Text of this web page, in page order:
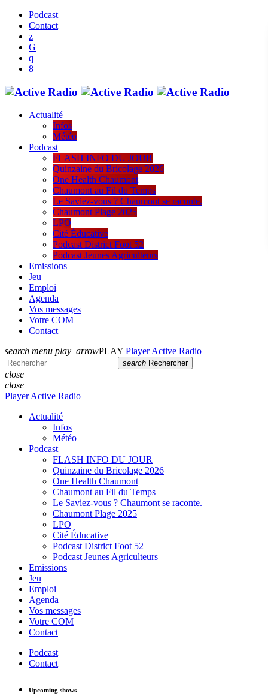
Podcast
Contact
Actualité
Infos
Météo
Podcast
FLASH INFO DU JOUR
Quinzaine du Bricolage 2026
One Health Chaumont
Chaumont au Fil du Temps
Le Saviez-vous ? Chaumont se raconte.
Chaumont Plage 2025
LPO
Cité Éducative
Podcast District Foot 52
Podcast Jeunes Agriculteurs
Emissions
Jeu
Emploi
Agenda
Vos messages
Votre COM
Contact
search menu play_arrowPLAY Player Active Radio
search Rechercher
close
close
Player Active Radio
Actualité
Infos
Météo
Podcast
FLASH INFO DU JOUR
Quinzaine du Bricolage 2026
One Health Chaumont
Chaumont au Fil du Temps
Le Saviez-vous ? Chaumont se raconte.
Chaumont Plage 2025
LPO
Cité Éducative
Podcast District Foot 52
Podcast Jeunes Agriculteurs
Emissions
Jeu
Emploi
Agenda
Vos messages
Votre COM
Contact
Podcast
Contact
Upcoming shows